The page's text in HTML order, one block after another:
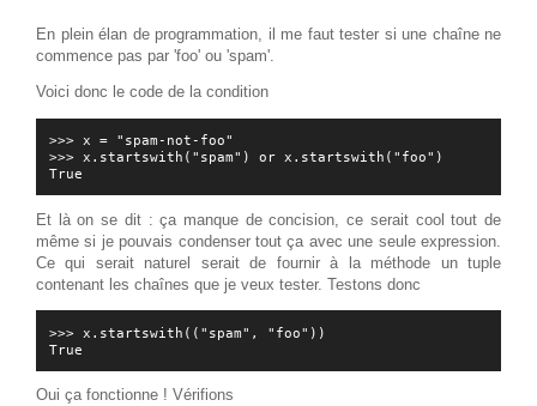
En plein élan de programmation, il me faut tester si une chaîne ne
commence pas par 'foo' ou 'spam'.
Voici donc le code de la condition
>>> x = "spam-not-foo"
>>> x.startswith("spam") or x.startswith("foo")
Et là on se dit : ça manque de concision, ce serait cool tout de
même si je pouvais condenser tout ça avec une seule expression.
Ce qui serait naturel serait de fournir à la méthode un tuple
contenant les chaînes que je veux tester. Testons donc
>>> x.startswith(("spam", "foo"))
Oui ça fonctionne ! Vérifions